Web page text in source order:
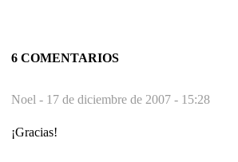
6 COMENTARIOS
Noel - 17 de diciembre de 2007 - 15:28
¡Gracias!